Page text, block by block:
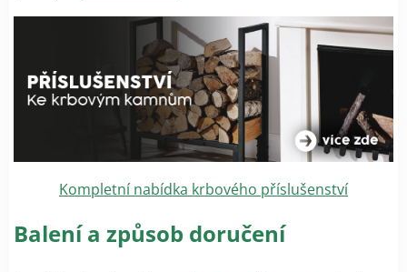
Kompletní nabídka krbového příslušenství
Balení a způsob doručení